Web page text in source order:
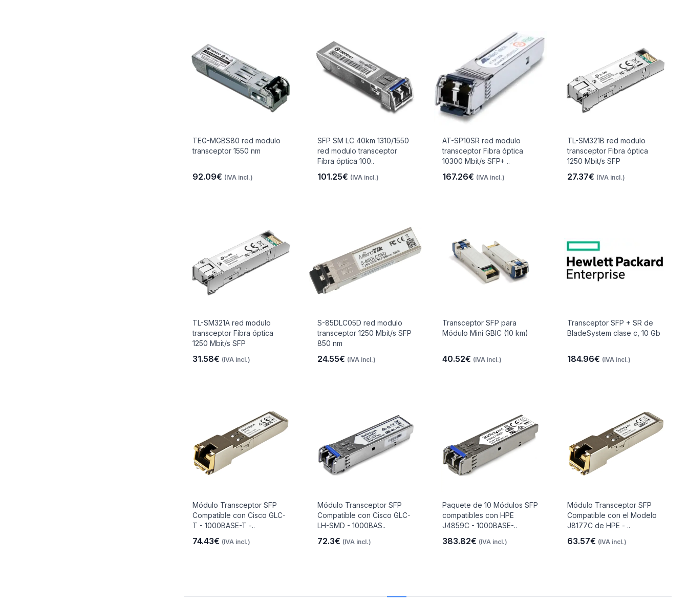
TEG-MGBS80 red modulo
transceptor 1550 nm
92.09€ (IVA incl.)
SFP SM LC 40km 1310/1550
red modulo transceptor
Fibra óptica 100..
101.25€ (IVA incl.)
AT-SP10SR red modulo
transceptor Fibra óptica
10300 Mbit/s SFP+ ..
167.26€ (IVA incl.)
TL-SM321B red modulo
transceptor Fibra óptica
1250 Mbit/s SFP
27.37€ (IVA incl.)
TL-SM321A red modulo
transceptor Fibra óptica
1250 Mbit/s SFP
31.58€ (IVA incl.)
S-85DLC05D red modulo
transceptor 1250 Mbit/s SFP
850 nm
24.55€ (IVA incl.)
Transceptor SFP para
Módulo Mini GBIC (10 km)
40.52€ (IVA incl.)
Transceptor SFP + SR de
BladeSystem clase c, 10 Gb
184.96€ (IVA incl.)
Módulo Transceptor SFP
Compatible con Cisco GLC-
T - 1000BASE-T -..
74.43€ (IVA incl.)
Módulo Transceptor SFP
Compatible con Cisco GLC-
LH-SMD - 1000BAS..
72.3€ (IVA incl.)
Paquete de 10 Módulos SFP
compatibles con HPE
J4859C - 1000BASE-..
383.82€ (IVA incl.)
Módulo Transceptor SFP
Compatible con el Modelo
J8177C de HPE - ..
63.57€ (IVA incl.)